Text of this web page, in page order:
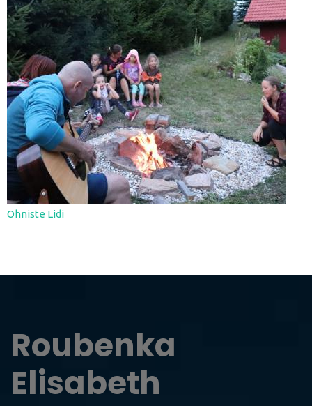
Ohniste Lidi
Roubenka
Elisabeth